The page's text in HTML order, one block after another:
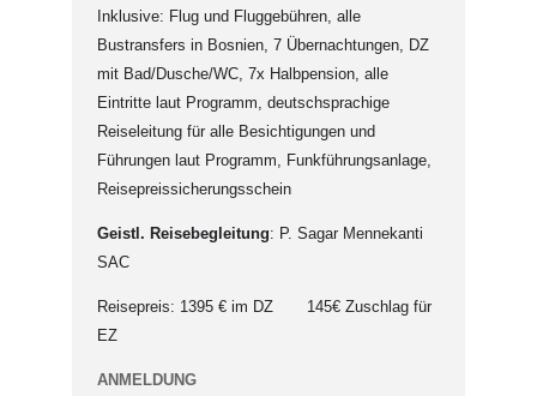
Inklusive: Flug und Fluggebühren, alle
Bustransfers in Bosnien, 7 Übernachtungen, DZ
mit Bad/Dusche/WC, 7x Halbpension, alle
Eintritte laut Programm, deutschsprachige
Reiseleitung für alle Besichtigungen und
Führungen laut Programm, Funkführungsanlage,
Reisepreissicherungsschein
Geistl. Reisebegleitung: P. Sagar Mennekanti
SAC
Reisepreis: 1395 € im DZ 145€ Zuschlag für
EZ
ANMELDUNG